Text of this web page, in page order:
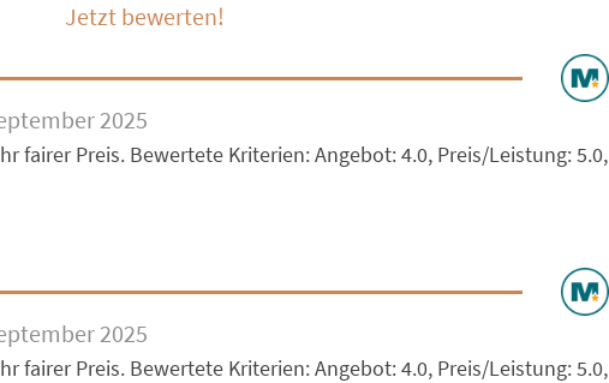
Jetzt bewerten!
2025
fairer Preis. Bewertete Kriterien: Angebot: 4.0, Preis/Leistung: 5.0,
2025
fairer Preis. Bewertete Kriterien: Angebot: 4.0, Preis/Leistung: 5.0,